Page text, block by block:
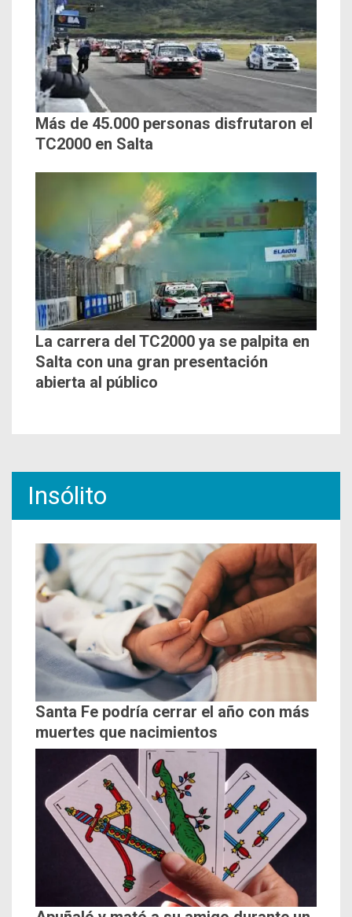
Más de 45.000 personas disfrutaron el
TC2000 en Salta
La carrera del TC2000 ya se palpita en
Salta con una gran presentación
abierta al público
Insólito
Santa Fe podría cerrar el año con más
muertes que nacimientos